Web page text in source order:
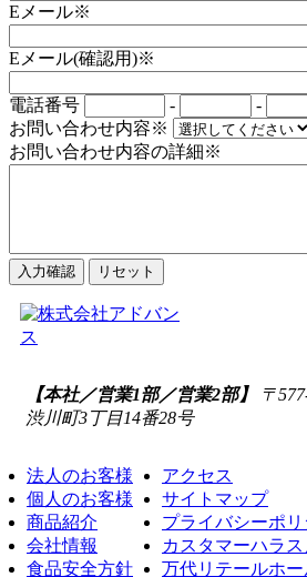
Eメール※
Eメール(確認用)※
電話番号 -
-
お問い合わせ内容※
お問い合わせ内容の詳細※
【本社／営業1部／営業2部】 〒
渋川町3丁目14番28号
法人のお客様
個人のお客様
商品紹介
会社情報
食品安全方針
アクセス
サイトマップ
プライバシーポリ
カスタマーハラ
万代リテールホ